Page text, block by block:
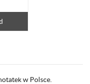
w Polsce.